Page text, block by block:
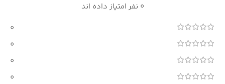
0 نفر امتیاز داده اند
0
0
0
0